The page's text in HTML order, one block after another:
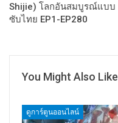
Shijie) โลกอันสมบูรณ์แบบ
ซับไทย EP1-EP280
You Might Also Like
ดูการ์ตูนออนไลน์